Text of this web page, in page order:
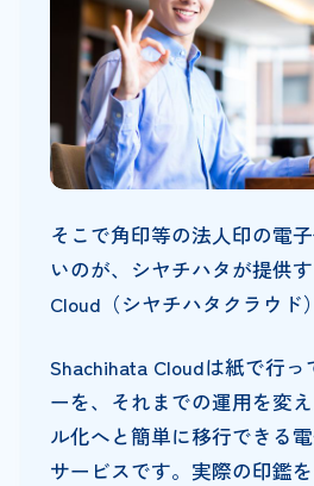
そこで角印等の法人印の電
いのが、シヤチハタが提供
Cloud（シヤチハタクラウド
Shachihata Cloudは紙で行っ
ーを、それまでの運用を変
ル化へと簡単に移行できる
サービスです。実際の印鑑